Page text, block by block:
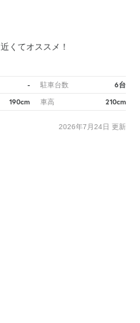
近くてオススメ！
- 駐車台数 6台
190cm 車高 210cm
2026年7月24日 更新